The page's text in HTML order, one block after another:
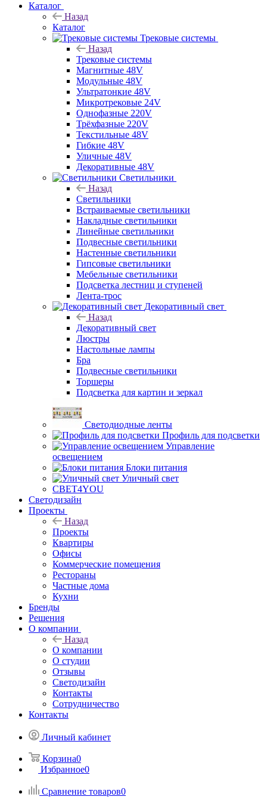
Каталог
Назад
Каталог
Трековые системы
Назад
Трековые системы
Магнитные 48V
Модульные 48V
Ультратонкие 48V
Микротрековые 24V
Однофазные 220V
Трёхфазные 220V
Текстильные 48V
Гибкие 48V
Уличные 48V
Декоративные 48V
Светильники
Назад
Светильники
Встраиваемые светильники
Накладные светильники
Линейные светильники
Подвесные светильники
Настенные светильники
Гипсовые светильники
Мебельные светильники
Подсветка лестниц и ступеней
Лента-трос
Декоративный свет
Назад
Декоративный свет
Люстры
Настольные лампы
Бра
Подвесные светильники
Торшеры
Подсветка для картин и зеркал
Светодиодные ленты
Профиль для подсветки
Управление
освещением
Блоки питания
Уличный свет
СВЕТ4YOU
Светодизайн
Проекты
Назад
Проекты
Квартиры
Офисы
Коммерческие помещения
Рестораны
Частные дома
Кухни
Бренды
Решения
О компании
Назад
О компании
О студии
Отзывы
Светодизайн
Контакты
Сотрудничество
Контакты
Личный кабинет
Корзина0
Избранное0
Сравнение товаров0